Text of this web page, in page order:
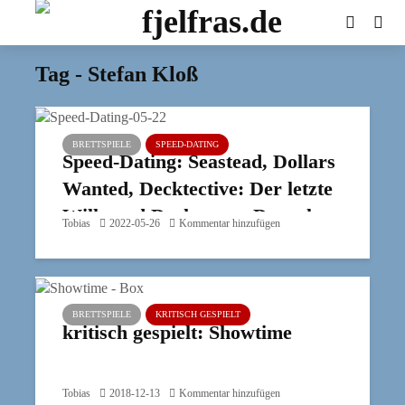
Tag - Stefan Kloß
BRETTSPIELE SPEED-DATING
Speed-Dating: Seastead, Dollars
Wanted, Decktective: Der letzte
Wille und Deckscape: Draculas
Tobias 2022-05-26 Kommentar hinzufügen
BRETTSPIELE KRITISCH GESPIELT
kritisch gespielt: Showtime
Tobias 2018-12-13 Kommentar hinzufügen